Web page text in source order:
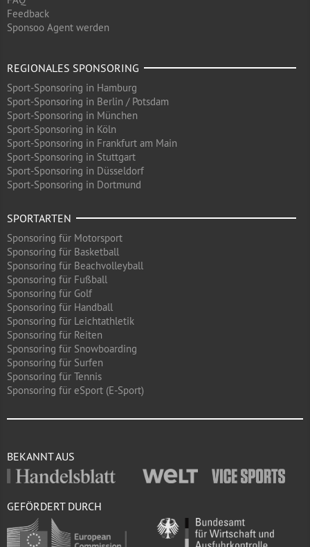
Feedback
Sponsoo Agent werden
REGIONALES SPONSORING
Sport-Sponsoring in Hamburg
Sport-Sponsoring in Berlin / Potsdam
Sport-Sponsoring in München
Sport-Sponsoring in Köln
Sport-Sponsoring in Frankfurt am Main
Sport-Sponsoring in Stuttgart
Sport-Sponsoring in Düsseldorf
Sport-Sponsoring in Dortmund
SPORTARTEN
Sponsoring für Motorsport
Sponsoring für Basketball
Sponsoring für Beachvolleyball
Sponsoring für Fußball
Sponsoring für Golf
Sponsoring für Handball
Sponsoring für Leichtathletik
Sponsoring für Reiten
Sponsoring für Snowboarding
Sponsoring für Surfen
Sponsoring für Tennis
Sponsoring für eSport (E-Sport)
BEKANNT AUS
GEFÖRDERT DURCH